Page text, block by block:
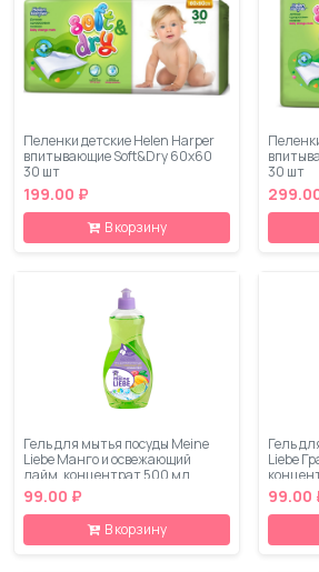
Пеленки детские Helen Harper
впитывающие Soft&Dry 60x60
30 шт
199.00 ₽
В корзину
30 шт
Гель для мытья посуды Meine
Liebe Манго и освежающий
лайм, концентрат 500 мл
99.00 ₽
В корзину
Гель
Liebe
99.00